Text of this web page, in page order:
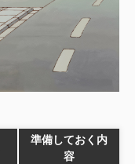
準備しておく内
容